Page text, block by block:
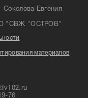
Соколова Евгения
"СВЖ "ОСТРОВ"
материалов
76